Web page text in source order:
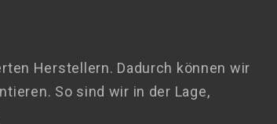
Herstellern. Dadurch können wir
So sind wir in der Lage,